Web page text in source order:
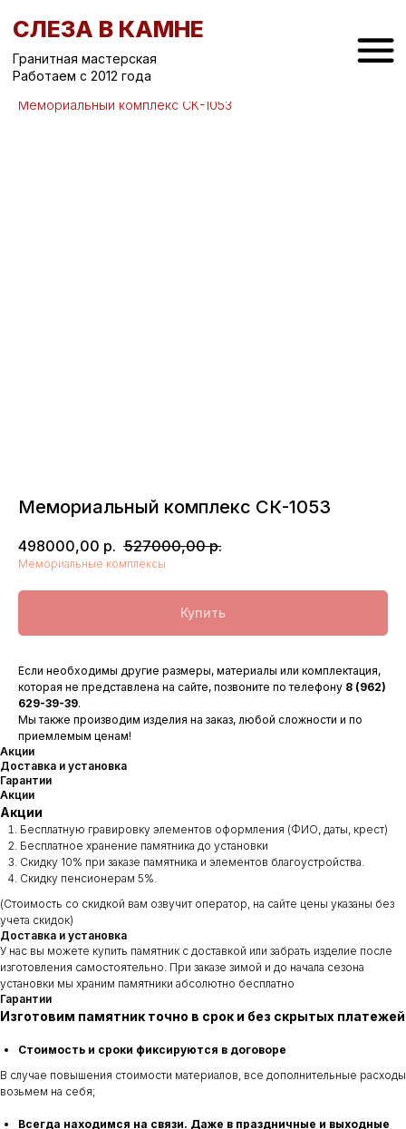
СЛЕЗА В КАМНЕ
Работаем с 2012 года
Вернуться назад /
Мемориальные комплексы на могилу
Мемориальный комплекс СК-1053
Мемориальный комплекс СК-1053
498000,00 р. 527000,00 р.
Мемориальные комплексы
Купить
Если необходимы другие размеры, материалы или комплектация,
которая не представлена на сайте, позвоните по телефону 8 (962)
629-39-39.
Мы также производим изделия на заказ, любой сложности и по
приемлемым ценам!
Акции
Доставка и установка
Гарантии
Акции
Акции
Бесплатную гравировку элементов оформления (ФИО, даты, крест)
Бесплатное хранение памятника до установки
Скидку 10% при заказе памятника и элементов благоустройства.
Скидку пенсионерам 5%.
(Стоимость со скидкой вам озвучит оператор, на сайте цены указаны без
учета скидок)
Доставка и установка
У нас вы можете купить памятник с доставкой или забрать изделие после
изготовления самостоятельно. При заказе зимой и до начала сезона
установки мы храним памятники абсолютно бесплатно
Гарантии
Изготовим памятник точно в срок и без скрытых платежей
Стоимость и сроки фиксируются в договоре
В случае повышения стоимости материалов, все дополнительные расходы
возьмем на себя;
Всегда находимся на связи. Даже в праздничные и выходные